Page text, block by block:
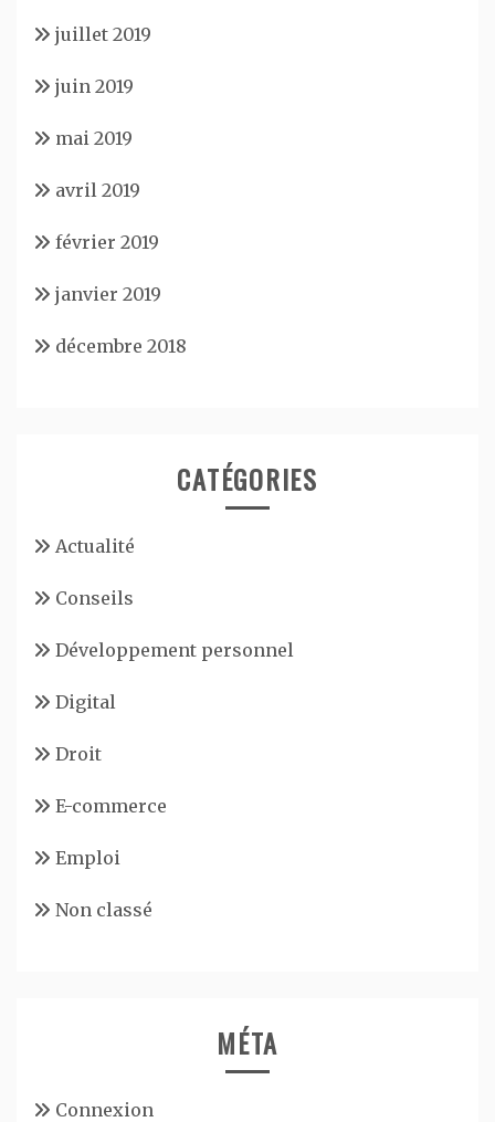
juillet 2019
juin 2019
mai 2019
avril 2019
février 2019
janvier 2019
décembre 2018
CATÉGORIES
Actualité
Conseils
Développement personnel
Digital
Droit
E-commerce
Emploi
Non classé
MÉTA
Connexion